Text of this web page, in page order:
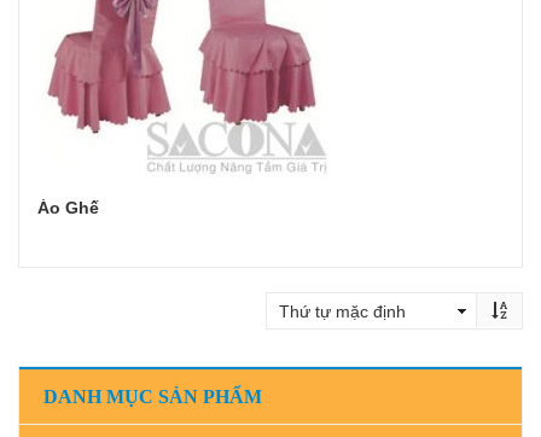
Áo Ghế
DANH MỤC SẢN PHẨM